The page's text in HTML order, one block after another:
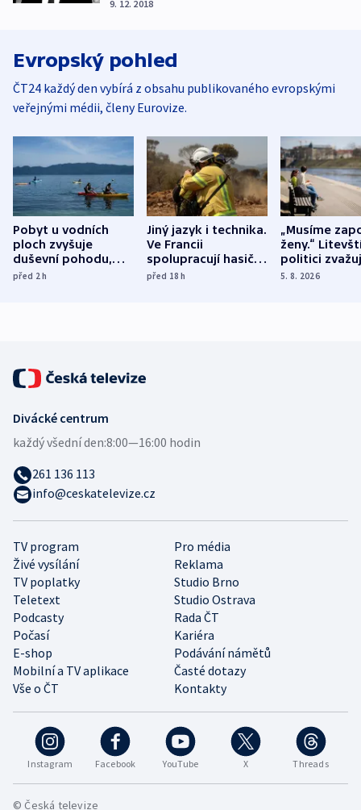
9. 12. 2018
Evropský pohled
ČT24 každý den vybírá z obsahu publikovaného evropskými
veřejnými médii, členy Eurovize.
Pobyt u vodních
ploch zvyšuje
duševní pohodu,
ukázala
před 2h
Jiný jazyk i technika.
Ve Francii
spolupracují hasiči z
různých zemí
před 18h
„Musíme
ženy.“
politici
dohodu o
5. 8. 2026
Instagram Facebook YouTube X Threads
TV program
Pro média
Živé vysílání
Reklama
TV poplatky
Studio Brno
Teletext
Studio Ostrava
Podcasty
Rada ČT
Počasí
Kariéra
E-shop
Podávání námětů
Mobilní a TV aplikace
Časté dotazy
Vše o ČT
Kontakty
Divácké centrum
každý všední den:8:00—16:00 hodin
261 136 113
info@ceskatelevize.cz
© Česká televize